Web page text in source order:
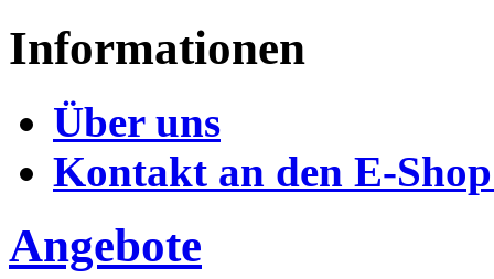
Informationen
Über uns
Kontakt an den E-
Angebote